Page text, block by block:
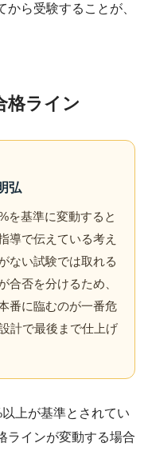
ら受験することが、
格ライン
弘
を基準に変動すると
導で伝えている考え
ない試験では取れる
合否を分けるため、
番に臨むのが一番危
計で最後まで仕上げ
上が基準とされてい
ラインが変動する場合